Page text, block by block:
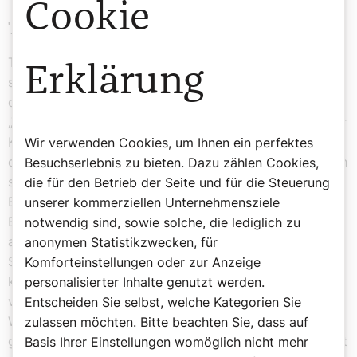
Teilnahme
Tatsächlich liegt das Thema aber in der Luft. Dafür
sorgte nicht zuletzt der Abschlussbericht der im Zuge
der Weltsynode eingerichteten Studiengruppe zur
„Teilnahme von Frauen am Leben und an der Leitung der
Kirche“, der festhält, dass die Frauenfrage „ein Zeichen
der Zeit ist in dem Sinne, dass der Heilige Geist dadurch
spricht“. Nur – was spricht der Geist konkret?
Bekanntlich brabbelt er in vielen Sprachen. Unser neuer
Erzbischof hat diesen himmlischen Ball jedenfalls rasch
aufgegriffen und vor versammelter bischöflicher Mann-
Schaft mit den Worten „Was vom Heiligen Geist kommt,
kann das Kirchenrecht nicht aufhalten“ für eine
veränderungsbereite Kirche geworben. – na, bumm!
Wird unser Josef plötzlich rückfällig und knüpft an die
gute alte Zeit in der „Pfarrerinitiative“ an? – Klingt ja fast
Cookie
Erklärung
Wir verwenden Cookies, um Ihnen ein perfektes
Besuchserlebnis zu bieten. Dazu zählen Cookies,
die für den Betrieb der Seite und für die Steuerung
unserer kommerziellen Unternehmensziele
notwendig sind, sowie solche, die lediglich zu
anonymen Statistikzwecken, für
Komforteinstellungen oder zur Anzeige
personalisierter Inhalte genutzt werden.
Entscheiden Sie selbst, welche Kategorien Sie
zulassen möchten. Bitte beachten Sie, dass auf
Basis Ihrer Einstellungen womöglich nicht mehr